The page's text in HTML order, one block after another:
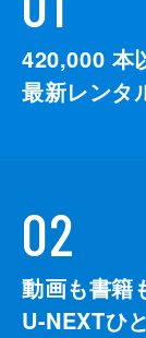
420,000 本
最新レンタ
02
動画も書籍
U-NEXTひ